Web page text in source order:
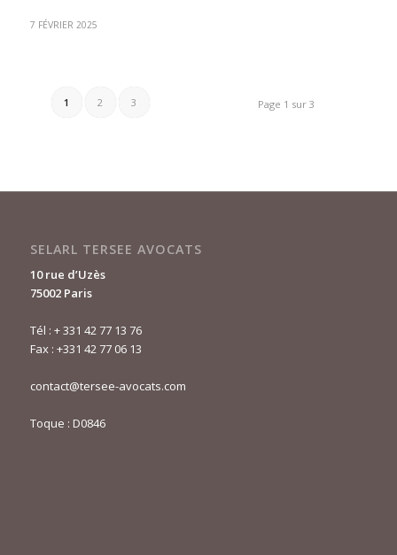
7 FÉVRIER 2025
Page 1 sur 3
1 2 3
SELARL TERSEE AVOCATS
10 rue d’Uzès
75002 Paris
Tél : + 331 42 77 13 76
Fax : +331 42 77 06 13
contact@tersee-avocats.com
Toque : D0846